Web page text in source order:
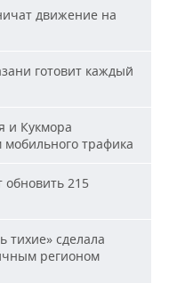
движение на
готовит каждый
и Кукмора
трафика
обновить 215
тихие» сделала
регионом